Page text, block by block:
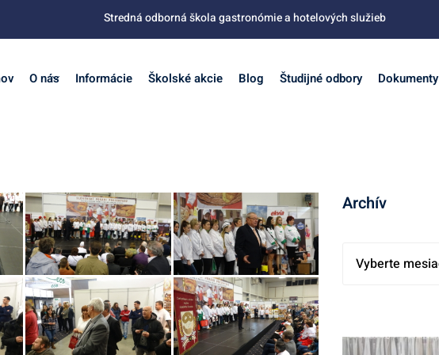
Stredná odborná škola gastronómie a hotelových služieb
O nás Informácie Školské akcie Blog Študijné odbory Dokumenty
Archív
í